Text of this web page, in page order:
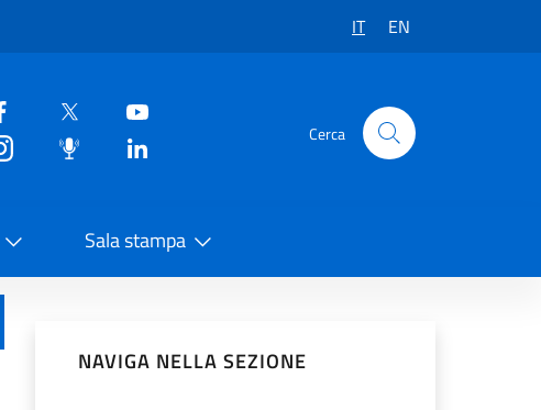
IT EN
Cerca
Sala stampa
NAVIGA NELLA SEZIONE